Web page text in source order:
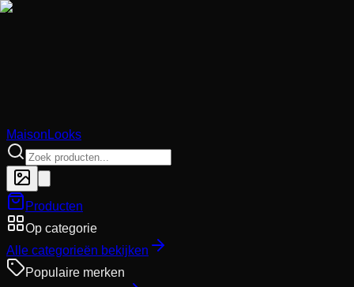
MaisonLooks
Producten
Op categorie
Alle categorieën bekijken
Populaire merken